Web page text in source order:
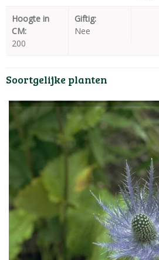
Hoogte in
CM:
200
Giftig:
Nee
Soortgelijke planten